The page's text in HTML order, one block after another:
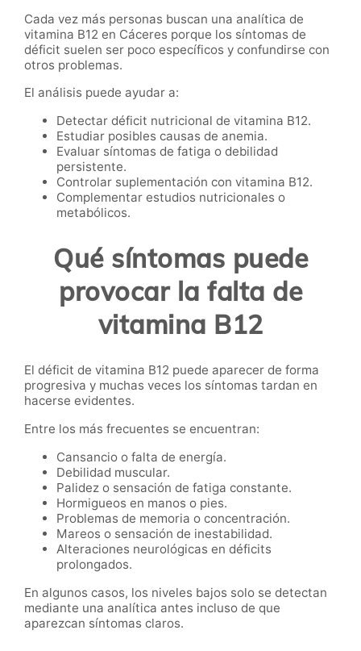
Cada vez más personas buscan una analítica de
vitamina B12 en Cáceres porque los síntomas de
déficit suelen ser poco específicos y confundirse con
otros problemas.
El análisis puede ayudar a:
Detectar déficit nutricional de vitamina B12.
Estudiar posibles causas de anemia.
Evaluar síntomas de fatiga o debilidad
persistente.
Controlar suplementación con vitamina B12.
Complementar estudios nutricionales o
metabólicos.
Qué síntomas puede
provocar la falta de
vitamina B12
El déficit de vitamina B12 puede aparecer de forma
progresiva y muchas veces los síntomas tardan en
hacerse evidentes.
Entre los más frecuentes se encuentran:
Cansancio o falta de energía.
Debilidad muscular.
Palidez o sensación de fatiga constante.
Hormigueos en manos o pies.
Problemas de memoria o concentración.
Mareos o sensación de inestabilidad.
Alteraciones neurológicas en déficits
prolongados.
En algunos casos, los niveles bajos solo se detectan
mediante una analítica antes incluso de que
aparezcan síntomas claros.